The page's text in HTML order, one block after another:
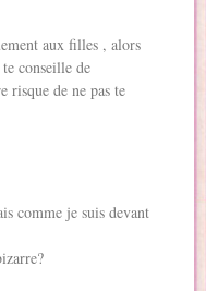
aux filles , alors
conseille de
risque de ne pas te
comme je suis devant